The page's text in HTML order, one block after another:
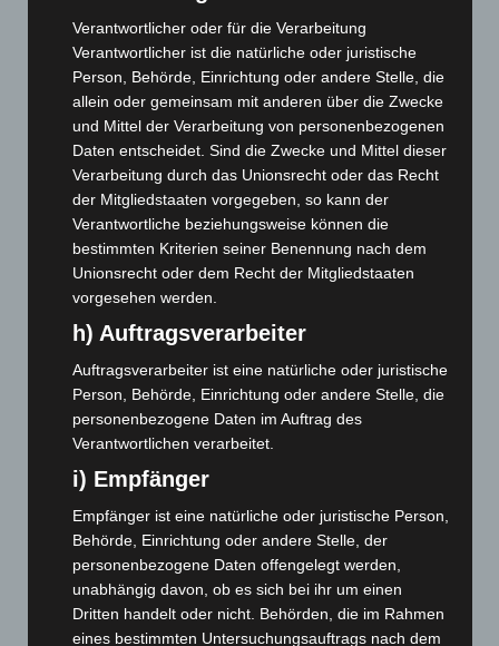
Juli 2026(73)
Juni 2026(139)
Mai 2026(99)
April 2026 (99)
März 2026
Februar 2026(109)
Januar 2026(122)
Dezember 2025
(103)
November 2025(114)
Oktober 2025(112)
September 2025(93)
August 2025(90)
Juli 2025(90)
Juni 2025(103)
Mai 2025(112)
April 2025(88)
März 2025(111)
Februar 2025(96)
Januar 2025 (88)
Dezember 2024(89)
Verantwortlicher oder für die Verarbeitung
Verantwortlicher ist die natürliche oder juristische
Person, Behörde, Einrichtung oder andere Stelle, die
allein oder gemeinsam mit anderen über die Zwecke
und Mittel der Verarbeitung von personenbezogenen
Daten entscheidet. Sind die Zwecke und Mittel dieser
Verarbeitung durch das Unionsrecht oder das Recht
der Mitgliedstaaten vorgegeben, so kann der
Verantwortliche beziehungsweise können die
bestimmten Kriterien seiner Benennung nach dem
Unionsrecht oder dem Recht der Mitgliedstaaten
vorgesehen werden.
h) Auftragsverarbeiter
Auftragsverarbeiter ist eine natürliche oder juristische
Person, Behörde, Einrichtung oder andere Stelle, die
personenbezogene Daten im Auftrag des
Verantwortlichen verarbeitet.
i) Empfänger
Empfänger ist eine natürliche oder juristische Person,
Behörde, Einrichtung oder andere Stelle, der
personenbezogene Daten offengelegt werden,
unabhängig davon, ob es sich bei ihr um einen
Dritten handelt oder nicht. Behörden, die im Rahmen
eines bestimmten Untersuchungsauftrags nach dem